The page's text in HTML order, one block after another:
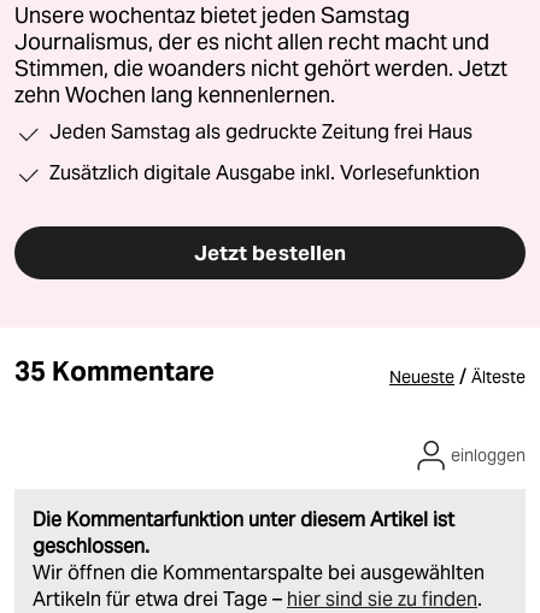
Unsere wochentaz bietet jeden Samstag
Journalismus, der es nicht allen recht macht und
Stimmen, die woanders nicht gehört werden. Jetzt
zehn Wochen lang kennenlernen.
Jeden Samstag als gedruckte Zeitung frei Haus
Zusätzlich digitale Ausgabe inkl. Vorlesefunktion
Jetzt bestellen
35 Kommentare Neueste / Älteste
Die Kommentarfunktion unter diesem Artikel ist
geschlossen.
Wir öffnen die Kommentarspalte bei ausgewählten
Artikeln für etwa drei Tage – hier sind sie zu finden.
einloggen